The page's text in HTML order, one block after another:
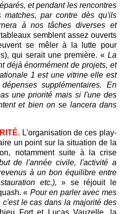
et pendant les rencontres
par contre dès qu'ils
à nos tâches diverses et
semblent assez ouverts
se mêler à la lutte pour
qui serait une première. « La
déjà énormément de projets, et
1 est une vitrine elle est
supplémentaires. En
une priorité mais si l'une des
et bien on se lancera dans
L'organisation de ces play-
un point sur la situation de la
notamment suite à la crise
de l'année civile, l'activité a
à un bon équilibre entre
etc.),» se réjouit le
« Pour en parler avec mes
le cas dans la majorité des
Fort et Lucas Vauzelle, la